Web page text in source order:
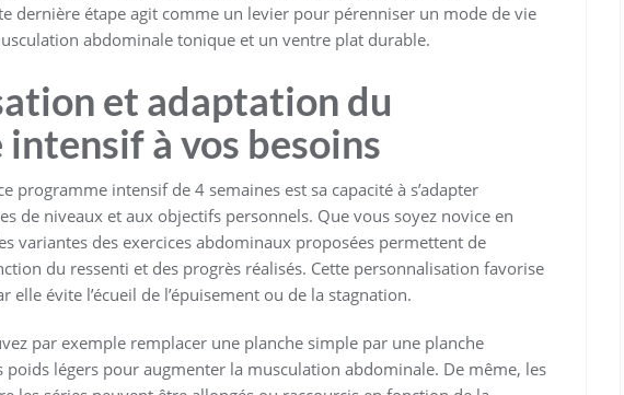
dernière étape agit comme un levier pour pérenniser un mode de vie
abdominale tonique et un ventre plat durable.
et adaptation du
à vos besoins
programme intensif de 4 semaines est sa capacité à s’adapter
de niveaux et aux objectifs personnels. Que vous soyez novice en
variantes des exercices abdominaux proposées permettent de
du ressenti et des progrès réalisés. Cette personnalisation favorise
elle évite l’écueil de l’épuisement ou de la stagnation.
par exemple remplacer une planche simple par une planche
légers pour augmenter la musculation abdominale. De même, les